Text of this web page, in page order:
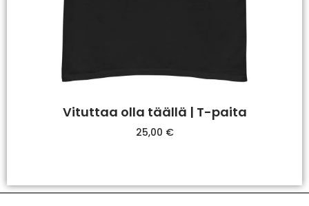
Vituttaa olla täällä | T-paita
25,00 €